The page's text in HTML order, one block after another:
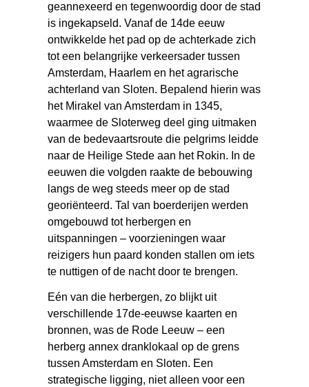
geannexeerd en tegenwoordig door de stad
is ingekapseld. Vanaf de 14de eeuw
ontwikkelde het pad op de achterkade zich
tot een belangrijke verkeersader tussen
Amsterdam, Haarlem en het agrarische
achterland van Sloten. Bepalend hierin was
het Mirakel van Amsterdam in 1345,
waarmee de Sloterweg deel ging uitmaken
van de bedevaartsroute die pelgrims leidde
naar de Heilige Stede aan het Rokin. In de
eeuwen die volgden raakte de bebouwing
langs de weg steeds meer op de stad
georiënteerd. Tal van boerderijen werden
omgebouwd tot herbergen en
uitspanningen – voorzieningen waar
reizigers hun paard konden stallen om iets
te nuttigen of de nacht door te brengen.
Eén van die herbergen, zo blijkt uit
verschillende 17de-eeuwse kaarten en
bronnen, was de Rode Leeuw – een
herberg annex dranklokaal op de grens
tussen Amsterdam en Sloten. Een
strategische ligging, niet alleen voor een